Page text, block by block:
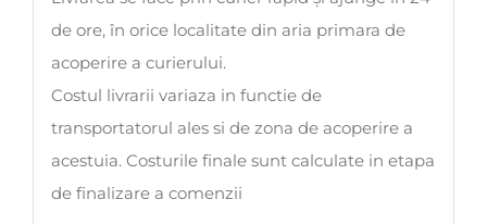
de ore, în orice localitate din aria primara de
acoperire a curierului.
Costul livrarii variaza in functie de
transportatorul ales si de zona de acoperire a
acestuia. Costurile finale sunt calculate in etapa
de finalizare a comenzii